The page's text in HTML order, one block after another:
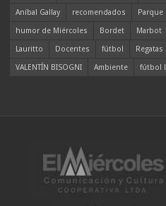
Aníbal Gallay
recomendados Parque
humor de Miércoles
Bordet Marbot
Lauritto
Docentes fútbol Regatas
VALENTÍN BISOGNI
Ambiente fútbol